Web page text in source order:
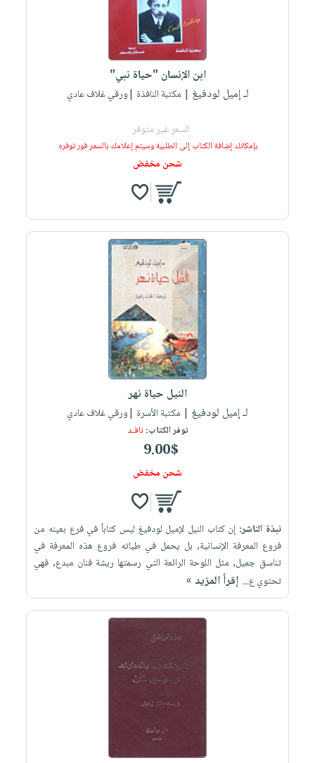
ابن الإنسان "حياة نبي"
لـ إميل لودفيغ | مكتبة النافذة |ورقي غلاف عادي
السعر غير متوفر
بإمكانك إضافة الكتاب إلى الطلبية وسيتم إعلامك بالسعر فور توفره
شحن مخفض
النيل حياة نهر
لـ إميل لودفيغ | مكتبة الأسرة |ورقي غلاف عادي
توفر الكتاب: نافـد
9.00$
شحن مخفض
نبذة الناشر: إن كتاب النيل لإميل لودفيغ ليس كتاباً في فرع بعينه من
فروع المعرفة الإنسانية, بل يحمل في طياته فروع هذه المعرفة في
تناسق جميل, مثل اللوحة الرائعة التي رسمتها ريشة فنان مبدع, فهي
تحتوي ع... إقرأ المزيد »